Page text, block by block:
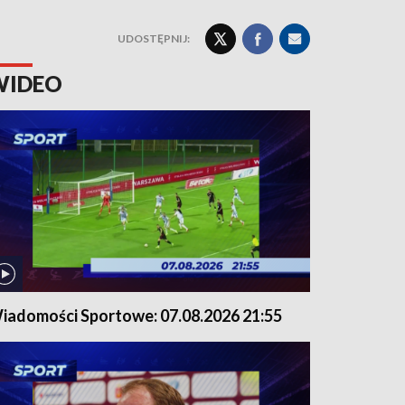
UDOSTĘPNIJ:
Sportowe: 07.08.2026 21:55